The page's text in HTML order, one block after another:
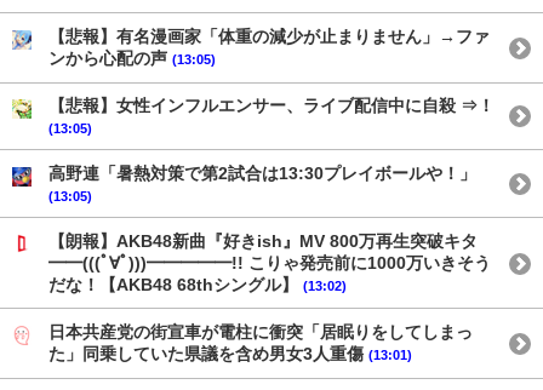
【悲報】有名漫画家「体重の減少が止まりません」→ファ
ンから心配の声 (13:05)
【悲報】女性インフルエンサー、ライブ配信中に自殺 ⇒！
(13:05)
高野連「暑熱対策で第2試合は13:30プレイボールや！」
(13:05)
【朗報】AKB48新曲『好きish』MV 800万再生突破キタ
━━(((ﾟ∀ﾟ)))━━━━━!! こりゃ発売前に1000万いきそう
だな！【AKB48 68thシングル】
(13:02)
日本共産党の街宣車が電柱に衝突「居眠りをしてしまっ
た」同乗していた県議を含め男女3人重傷 (13:01)